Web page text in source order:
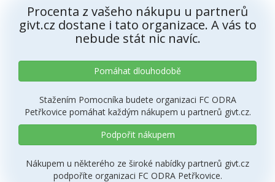
Procenta z vašeho nákupu u partnerů
givt.cz dostane i tato organizace. A vás to
nebude stát nic navíc.
Pomáhat dlouhodobě
Stažením Pomocníka budete organizaci FC ODRA
Petřkovice pomáhat každým nákupem u partnerů givt.cz.
Podpořit nákupem
Nákupem u některého ze široké nabídky partnerů givt.cz
podpoříte organizaci FC ODRA Petřkovice.